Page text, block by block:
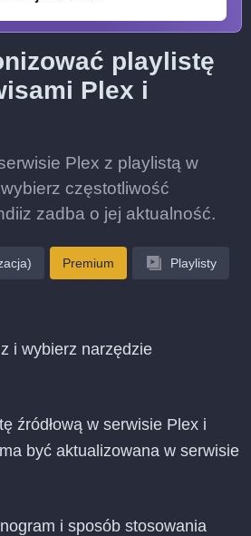
playlistę
Plex i
Plex z playlistą w
częstotliwość
zadba o jej aktualność.
Premium Playlisty
i wybierz narzędzie
źródłową w serwisie Plex i
być aktualizowana w serwisie
i sposób stosowania